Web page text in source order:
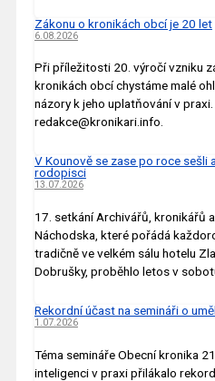
Zákonu o kronikách obcí je 20 let
6.08.2026
Při příležitosti 20. výročí vzniku
kronikách obcí chystáme malé
názory k jeho uplatňování v praxi.
redakce@kronikari.info.
V Kounově se zase po roce sešli
rodopisci
13.07.2026
17. setkání Archivářů, kronikářů
Náchodska, které pořádá
tradičně ve velkém sálu hotelu
Dobrušky, proběhlo letos v
Rekordní účast na semináři o
1.07.2026
Téma semináře Obecní kronika
inteligenci v praxi přilákalo